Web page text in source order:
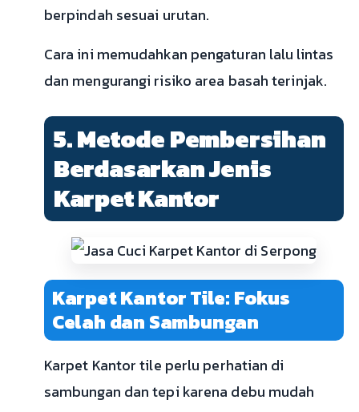
berpindah sesuai urutan.
Cara ini memudahkan pengaturan lalu lintas
dan mengurangi risiko area basah terinjak.
5. Metode Pembersihan
Berdasarkan Jenis
Karpet Kantor
Karpet Kantor Tile: Fokus
Celah dan Sambungan
Karpet Kantor tile perlu perhatian di
sambungan dan tepi karena debu mudah